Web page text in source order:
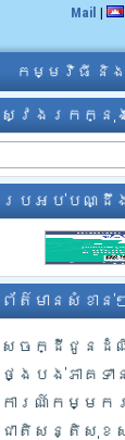
Mail |
កម្មវិធី និ
ស្វែងរកក្នុ
ប្រអប់បណ្ដឹ
ព័ត៌មានសំខាន់
សេចក្ដីជូនដំ
ថ្ងៃបង់ភាគទ
ការណ៍កម្មករ
ជាតិសន្តិសុខ